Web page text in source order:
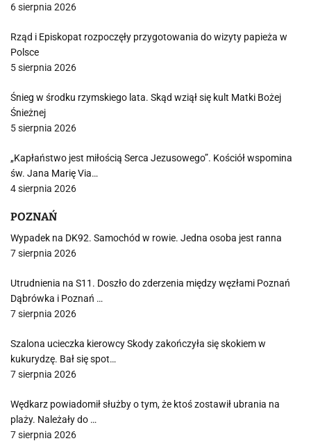
6 sierpnia 2026
Rząd i Episkopat rozpoczęły przygotowania do wizyty papieża w
Polsce
5 sierpnia 2026
Śnieg w środku rzymskiego lata. Skąd wziął się kult Matki Bożej
Śnieżnej
5 sierpnia 2026
„Kapłaństwo jest miłością Serca Jezusowego”. Kościół wspomina
św. Jana Marię Via…
4 sierpnia 2026
POZNAŃ
Wypadek na DK92. Samochód w rowie. Jedna osoba jest ranna
7 sierpnia 2026
Utrudnienia na S11. Doszło do zderzenia między węzłami Poznań
Dąbrówka i Poznań …
7 sierpnia 2026
Szalona ucieczka kierowcy Skody zakończyła się skokiem w
kukurydzę. Bał się spot…
7 sierpnia 2026
Wędkarz powiadomił służby o tym, że ktoś zostawił ubrania na
plaży. Należały do …
7 sierpnia 2026